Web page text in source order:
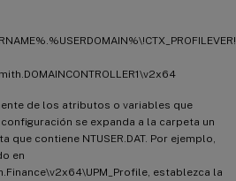
de los atributos o variables que
se expanda a la carpeta un
que contiene NTUSER.DAT. Por ejemplo,
en
establezca la